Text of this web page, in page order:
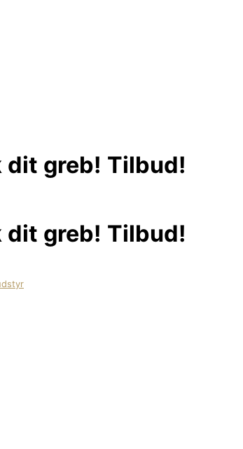
dit greb! Tilbud!
dit greb! Tilbud!